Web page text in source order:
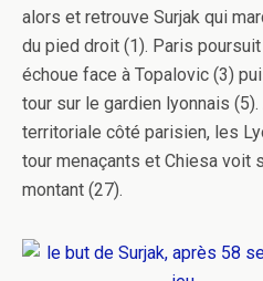
alors et retrouve Surjak qui
du pied droit (1). Paris
échoue face à Topalovic (3)
tour sur le gardien lyonnais
territoriale côté parisien, les
tour menaçants et Chiesa voit
montant (27).